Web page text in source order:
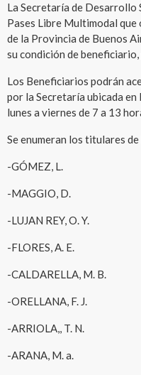
La Secretaría de
Pases Libre Multimodal
de la Provincia de Buenos
su condición de
Los Beneficiarios podrán
por la Secretaría ubicada
lunes a viernes de 7 a 13
Se enumeran los titulares
-GÓMEZ, L.
-MAGGIO, D.
-LUJAN REY, O. Y.
-FLORES, A. E.
-CALDARELLA, M. B.
-ORELLANA, F. J.
-ARRIOLA,, T. N.
-ARANA, M. a.